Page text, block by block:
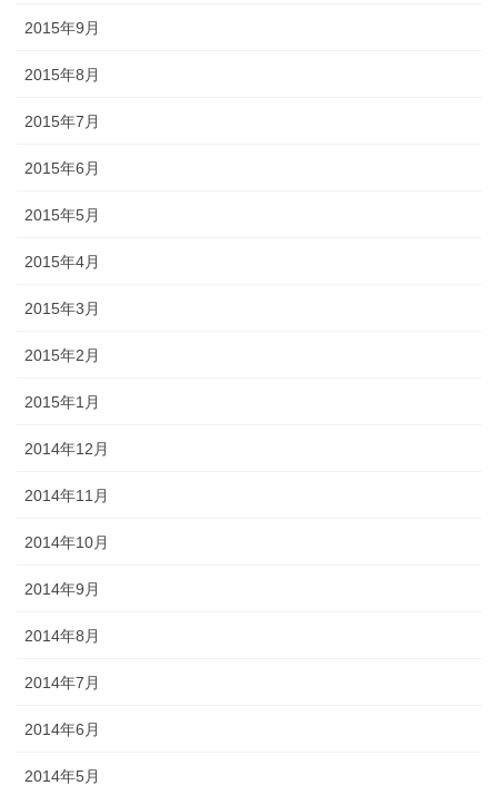
2015年9月
2015年8月
2015年7月
2015年6月
2015年5月
2015年4月
2015年3月
2015年2月
2015年1月
2014年12月
2014年11月
2014年10月
2014年9月
2014年8月
2014年7月
2014年6月
2014年5月